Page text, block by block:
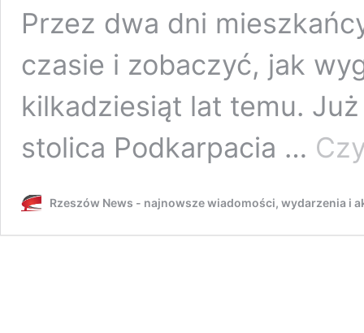
Przez dwa dni
czasie i zobaczyć, jak
kilkadziesiąt lat temu.
stolica Podkarpacia …
Rzeszów News - najnowsze wiadomości, wydarzenia i